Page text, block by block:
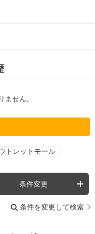
せん。
トレットモール
条件変更
条件を変更して検索